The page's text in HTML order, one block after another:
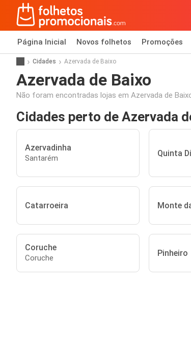
Página Inicial Novos folhetos Promoções
Cidades Azervada de Baixo
Azervada de Baixo
Não foram encontradas lojas em Azervada de
Cidades perto de Azervada
Azervadinha
Santarém Quinta
Catarroeira Monte
Coruche
Coruche Pinheiro